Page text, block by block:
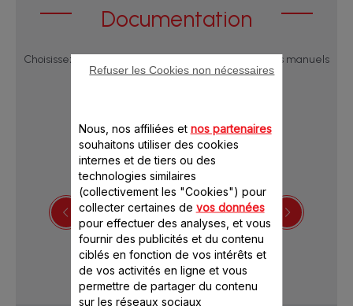
Documentation
Choisissez une langue pour afficher les notices et les manuels
utilisateur :
Télécharger la notice
Nous, nos affiliées et nos partenaires
souhaitons utiliser des cookies
internes et de tiers ou des
technologies similaires
(collectivement les "Cookies") pour
collecter certaines de vos données
pour effectuer des analyses, et vous
fournir des publicités et du contenu
ciblés en fonction de vos intérêts et
de vos activités en ligne et vous
permettre de partager du contenu
sur les réseaux sociaux
Refuser les Cookies non nécessaires